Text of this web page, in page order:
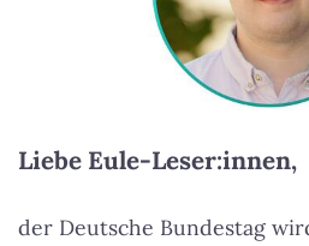
Liebe Eule-Leser:innen,
der Deutsche Bundestag